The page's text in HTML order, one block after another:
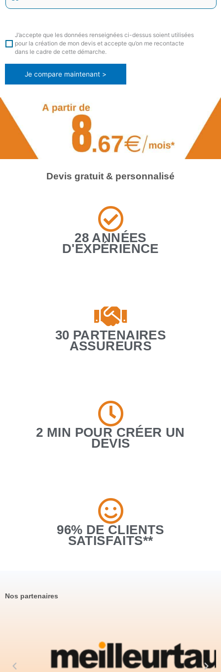
Devis gratuit & personnalisé
J’accepte que les données renseignées ci-dessus soient utilisées
pour la création de mon devis et accepte qu’on me recontacte
dans le cadre de cette démarche.
Je compare maintenant >
28 ANNÉES
D'EXPÉRIENCE
30 PARTENAIRES
ASSUREURS
2 MIN POUR CRÉER UN
DEVIS
96% DE CLIENTS
SATISFAITS**
Nos partenaires